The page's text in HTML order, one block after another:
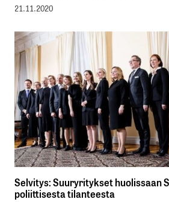
21.11.2020
Selvitys: Suuryritykset huolissaan
poliittisesta tilanteesta